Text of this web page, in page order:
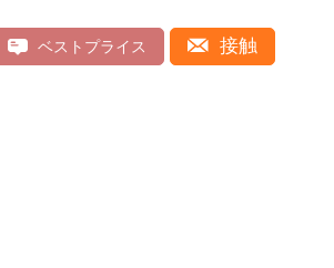
ベストプライス 接触